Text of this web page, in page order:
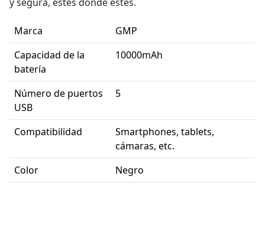
Marca
GMP
Capacidad de la
batería
10000mAh
Número de puertos
USB
5
Compatibilidad
Smartphones, tablets,
cámaras, etc.
Color
Negro